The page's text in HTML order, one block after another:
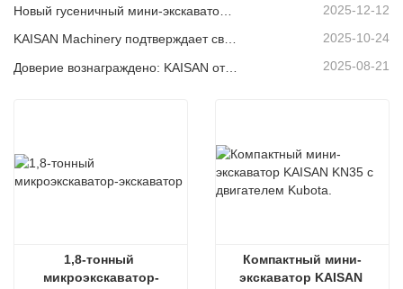
2025-12-12
KAISAN Machinery подтверждает свою поддержку в глобальном масштабе с помощью проактивной технической миссии 2025-10-24
Доверие вознаграждено: KAISAN отправляет повторный заказ на 20 экскаваторов своему давнему португальскому партнеру 2025-08-21
1,8-тонный
микроэкскаватор-
Компактный мини-
экскаватор KAISAN